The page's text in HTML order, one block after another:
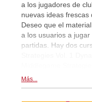
a los jugadores de
nuevas ideas
Deseo que el
a los usuarios a
partidas. Hay dos
Más...